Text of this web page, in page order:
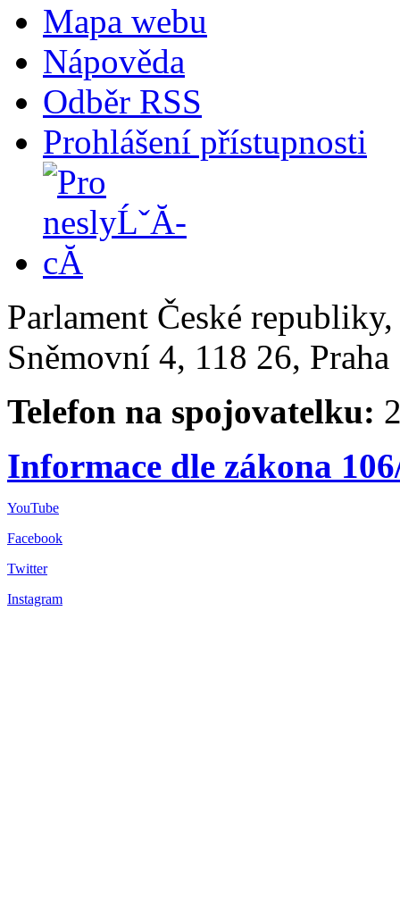
Mapa webu
Nápověda
Odběr RSS
Prohlášení přístupnosti
Parlament České
Sněmovní 4, 118 26,
Telefon na spojovatelku:
Informace dle zákona
YouTube
Facebook
Twitter
Instagram